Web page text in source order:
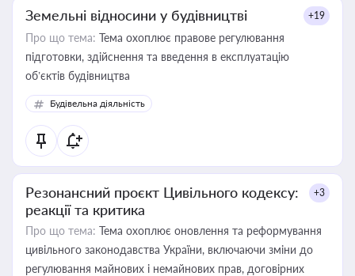
Земельні відносини у будівництві +19
Про що тема: Тема охоплює правове регулювання
підготовки, здійснення та введення в експлуатацію
об’єктів будівництва
Будівельна діяльність
Резонансний проєкт Цивільного кодексу:
реакції та критика
+3
Про що тема: Тема охоплює оновлення та реформування
цивільного законодавства України, включаючи зміни до
регулювання майнових і немайнових прав, договірних